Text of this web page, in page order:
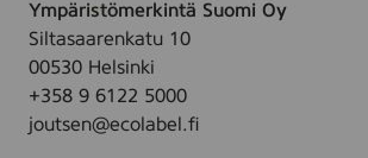
Ympäristömerkintä Suomi Oy
Siltasaarenkatu 10
00530 Helsinki
+358 9 6122 5000
joutsen@ecolabel.fi